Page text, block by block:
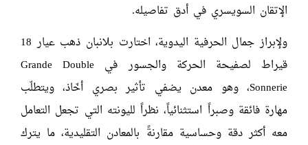
الإتقان السويسري في أدق تفاصيله.
ولإبراز جمال الحرفية اليدوية، اختارت بلانبان ذهب عيار 18
قيراط لصفيحة الحركة والجسور في Grande Double
Sonnerie، وهو معدن يضفي تأثير بصري أخّاذ، ويتطلّب
مهارة فائقة وصبراً استثنائياً، نظراً لليونته التي تجعل التعامل
معه أكثر دقة وحساسية مقارنةً بالمعادن التقليدية، ما يترك